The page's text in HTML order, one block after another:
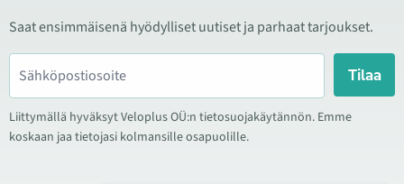
Saat ensimmäisenä hyödylliset uutiset ja parhaat tarjoukset.
Tilaa
Liittymällä hyväksyt Veloplus OÜ:n tietosuojakäytännön. Emme
koskaan jaa tietojasi kolmansille osapuolille.